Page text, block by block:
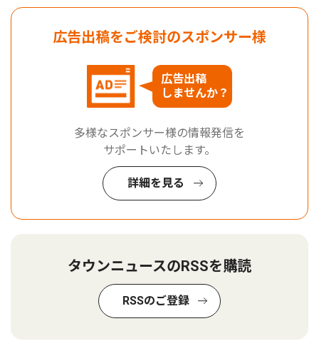
広告出稿をご検討のスポンサー様
広告出稿
しませんか？
多様なスポンサー様の情報発信を
サポートいたします。
詳細を見る
タウンニュースのRSSを購読
RSSのご登録